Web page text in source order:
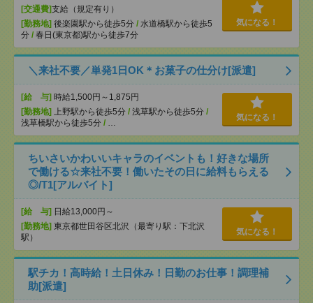
[交通費]支給（規定有り）
[勤務地] 後楽園駅から徒歩5分 / 水道橋駅から徒歩5
分 / 春日(東京都)駅から徒歩7分
気になる！
＼来社不要／単発1日OK＊お菓子の仕分け[派遣]
[給 与] 時給1,500円～1,875円
[勤務地] 上野駅から徒歩5分 / 浅草駅から徒歩5分 /
浅草橋駅から徒歩5分 / …
気になる！
ちいさいかわいいキャラのイベントも！好きな場所
で働ける☆来社不要！働いたその日に給料もらえる
◎/T1[アルバイト]
[給 与] 日給13,000円～
[勤務地] 東京都世田谷区北沢（最寄り駅：下北沢
駅）
気になる！
駅チカ！高時給！土日休み！日勤のお仕事！調理補
助[派遣]